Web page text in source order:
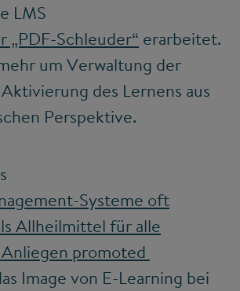
LMS
„PDF-Schleuder“ erarbeitet.
um Verwaltung der
des Lernens aus
Perspektive.
Systeme oft
Allheilmittel für alle
promoted
Image von E-Learning bei